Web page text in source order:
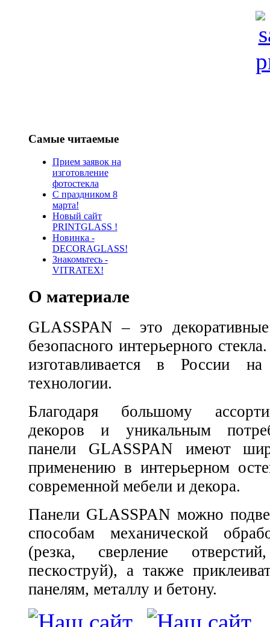
Самые читаемые
Прием заявок на
изготовление
фотостекла
С праздником 8
марта!
Новый сайт
PRINTGLASS !
Новинка -
DECORAGLASS!
Знакомьтесь -
VITRATEX!
О материале
GLASSPAN – это
безопасного интерьерного
изготавливается в России
технологии.
Благодаря большому
декоров и уникальным
панели GLASSPAN имеют
применению в интерьерном
современной мебели и декора.
Панели GLASSPAN можно
способам механической
(резка, сверление
пескоструй), а также
панелям, металлу и бетону.